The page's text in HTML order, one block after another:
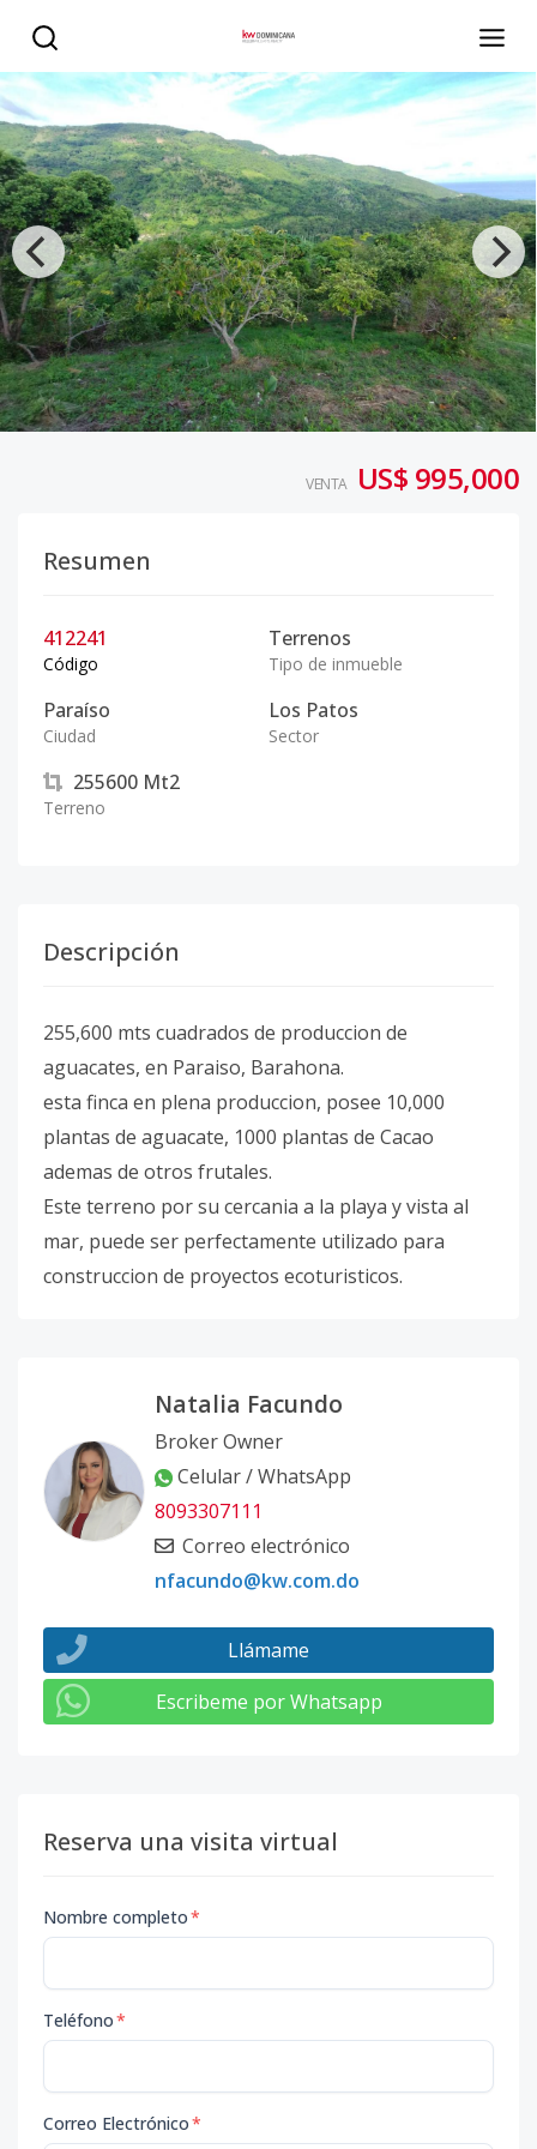
VENTA US$ 995,000
Resumen
412241
Código
Terrenos
Tipo de inmueble
Paraíso
Ciudad
Los Patos
Sector
255600 Mt2
Terreno
Descripción
255,600 mts cuadrados de produccion de
aguacates, en Paraiso, Barahona.
esta finca en plena produccion, posee 10,000
plantas de aguacate, 1000 plantas de Cacao
ademas de otros frutales.
Este terreno por su cercania a la playa y vista al
mar, puede ser perfectamente utilizado para
construccion de proyectos ecoturisticos.
Natalia Facundo
Broker Owner
Celular / WhatsApp
8093307111
Correo electrónico
nfacundo@kw.com.do
Llámame
Escribeme por Whatsapp
Reserva una visita virtual
Nombre completo*
Teléfono*
Correo Electrónico*